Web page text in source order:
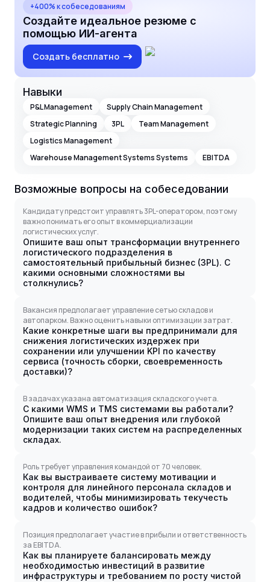
+400% к собеседованиям
Создайте идеальное резюме с
помощью ИИ-агента
Создать бесплатно
Навыки
P&L Management
Supply Chain Management
Strategic Planning
3PL
Team Management
Logistics Management
Warehouse Management Systems Systems
EBITDA
Возможные вопросы на собеседовании
Кандидату предстоит управлять 3PL-оператором, поэтому
важно понимать его опыт в коммерциализации
логистических услуг.
Опишите ваш опыт трансформации внутреннего
логистического подразделения в
самостоятельный прибыльный бизнес (3PL). С
какими основными сложностями вы
столкнулись?
Вакансия предполагает управление сетью складов и
автопарком. Важно оценить навыки оптимизации затрат.
Какие конкретные шаги вы предпринимали для
снижения логистических издержек при
сохранении или улучшении KPI по качеству
сервиса (точность сборки, своевременность
доставки)?
В задачах указана автоматизация складского учета.
С какими WMS и TMS системами вы работали?
Опишите ваш опыт внедрения или глубокой
модернизации таких систем на распределенных
складах.
Роль требует управления командой от 70 человек.
Как вы выстраиваете систему мотивации и
контроля для линейного персонала складов и
водителей, чтобы минимизировать текучесть
кадров и количество ошибок?
Позиция предполагает участие в прибыли и ответственность
за EBITDA.
Как вы планируете балансировать между
необходимостью инвестиций в развитие
инфраструктуры и требованием по росту чистой